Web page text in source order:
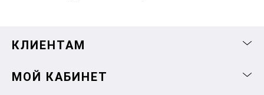
КЛИЕНТАМ
МОЙ КАБИНЕТ